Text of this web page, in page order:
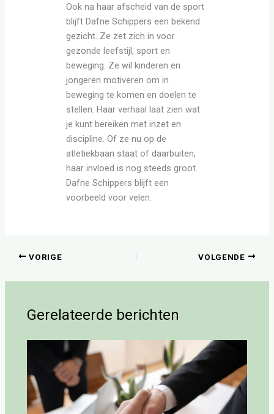
Ook na haar afscheid van de sport
blijft Dafne Schippers een bekend
gezicht. Ze zet zich in voor
gezonde leefstijl, sport en
beweging. Ze wil kinderen en
jongeren motiveren om in
beweging te komen en doelen te
stellen. Haar verhaal laat zien wat
je kunt bereiken met inzet en
discipline. Of ze nu op de
atletiekbaan staat of daarbuiten,
haar invloed is nog steeds groot.
Dafne Schippers blijft een
voorbeeld voor velen.
VORIGE VOLGENDE
Gerelateerde berichten